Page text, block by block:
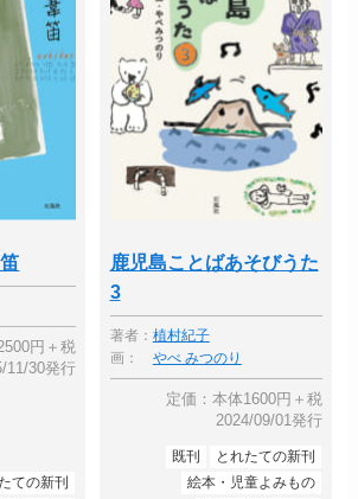
円＋税
11/30発行
ての新刊
鹿児島ことばあそびうた
3
著者： 植村紀子
画：
やべ みつのり
定価：本体1600円＋税
2024/09/01発行
既刊
とれたての新刊
絵本・児童よみもの